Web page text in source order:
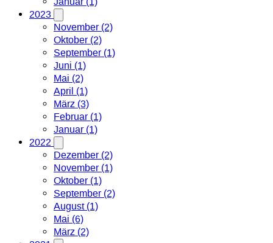
2023
November (2)
Oktober (2)
September (1)
Juni (1)
Mai (2)
April (1)
März (3)
Februar (1)
Januar (1)
2022
Dezember (2)
November (1)
Oktober (1)
September (2)
August (1)
Mai (6)
März (2)